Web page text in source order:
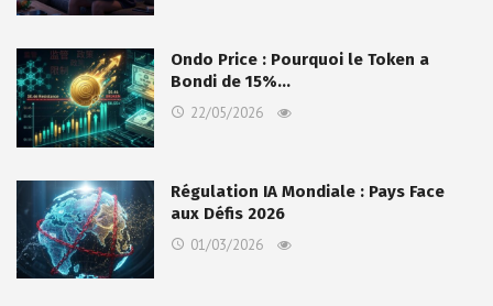
Ondo Price : Pourquoi le Token a
Bondi de 15%…
22/05/2026
Régulation IA Mondiale : Pays Face
aux Défis 2026
01/03/2026